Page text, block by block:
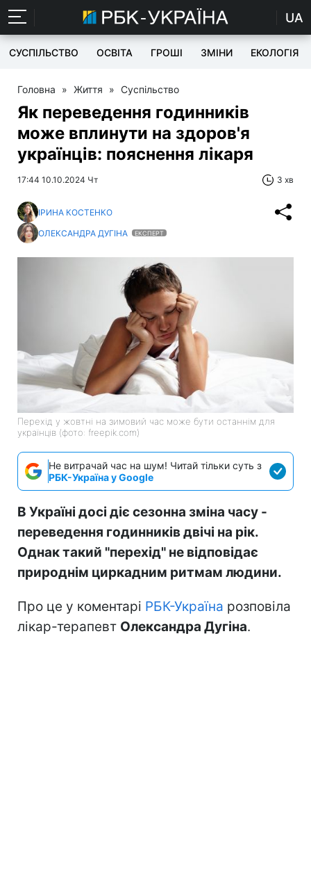
UA
СУСПІЛЬСТВО ОСВІТА ГРОШІ ЗМІНИ ЕКОЛОГІЯ
Головна » Життя » Суспільство
Як переведення годинників
може вплинути на здоров'я
українців: пояснення лікаря
17:44 10.10.2024 Чт 3 хв
ІРИНА КОСТЕНКО
ОЛЕКСАНДРА ДУГІНА
ЕКСПЕРТ
Перехід у жовтні на зимовий час може бути останнім для
українців (фото: freepik.com)
Не витрачай час на шум! Читай тільки суть з
РБК-Україна у Google
В Україні досі діє сезонна зміна часу -
переведення годинників двічі на рік.
Однак такий "перехід" не відповідає
природнім циркадним ритмам людини.
Про це у коментарі РБК-Україна розповіла
лікар-терапевт Олександра Дугіна.